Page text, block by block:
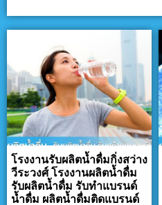
โรงงานรับผลิตน้ำดื่มกิ่งสว่าง
วีระวงศ์ โรงงานผลิตน้ำดื่ม
รับผลิตน้ำดื่ม รับทำแบรนด์
น้ำดื่ม ผลิตน้ำดื่มติดแบรนด์